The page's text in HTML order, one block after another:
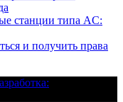
станции типа AC:
и получить права